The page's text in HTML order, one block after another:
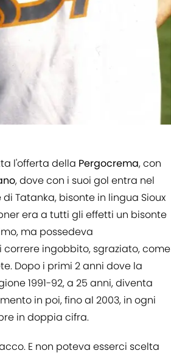
l'offerta della Pergocrema, con
, dove con i suoi gol entra nel
Tatanka, bisonte in lingua Sioux
era a tutti gli effetti un bisonte
ma possedeva
ingobbito, sgraziato, come
Dopo i primi 2 anni dove la
1991-92, a 25 anni, diventa
in poi, fino al 2003, in ogni
in doppia cifra.
E non poteva esserci scelta